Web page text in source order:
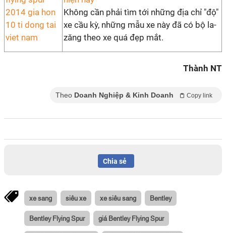
Không cần phải tìm tới những địa chỉ "độ"
xe cầu kỳ, những mẫu xe này đã có bộ la-
zăng theo xe quá đẹp mắt.
Thành NT
Theo Doanh Nghiệp & Kinh Doanh Copy link
Chia sẻ
xe sang siêu xe xe siêu sang Bentley
Bentley Flying Spur giá Bentley Flying Spur